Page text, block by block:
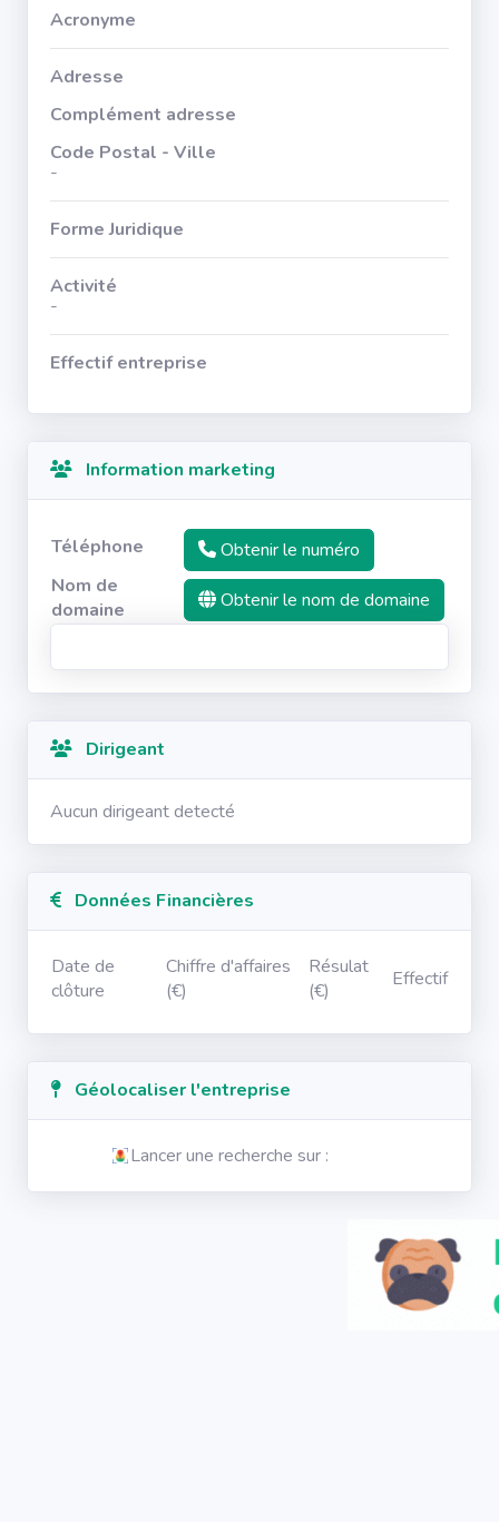
Acronyme
Adresse
Complément adresse
Code Postal - Ville
-
Forme Juridique
Activité
-
Effectif entreprise
Information marketing
Téléphone
Obtenir le numéro
Nom de
domaine
Obtenir le nom de domaine
Dirigeant
Aucun dirigeant detecté
Données Financières
Date de
clôture
Chiffre d'affaires
(€)
Résulat
(€)
Effectif
Géolocaliser l'entreprise
Lancer une recherche sur :